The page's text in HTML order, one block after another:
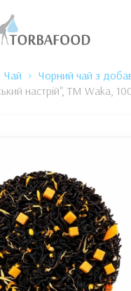
Чай
Чорний чай з
настрій", ТМ Waka,